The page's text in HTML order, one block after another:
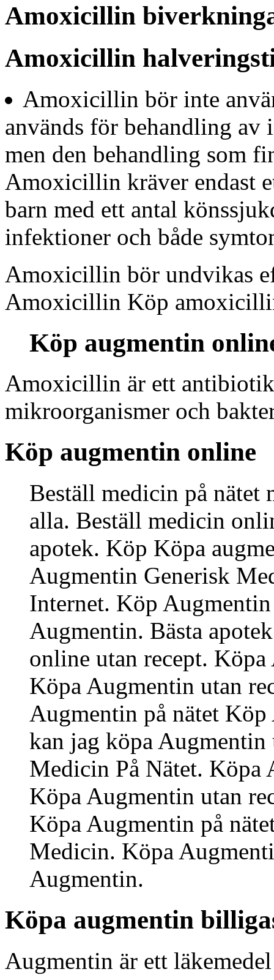
Amoxicillin
Amoxicillin
Amoxicillin bör inte
används för behandling
men den behandling som
Amoxicillin kräver endast
barn med ett antal
infektioner och både
Amoxicillin bör undvikas
Amoxicillin Köp
Köp augmentin
Amoxicillin är ett
mikroorganismer och
Köp augmentin online
Beställ medicin på nätet
alla. Beställ medicin
apotek. Köp Köpa
Augmentin Generisk
Internet. Köp
Augmentin. Bästa
online utan recept.
Köpa Augmentin utan
Augmentin på nätet
kan jag köpa
Medicin På Nätet. Köpa
Köpa Augmentin utan
Köpa Augmentin på
Medicin. Köpa
Augmentin.
Köpa augmentin
Augmentin är ett